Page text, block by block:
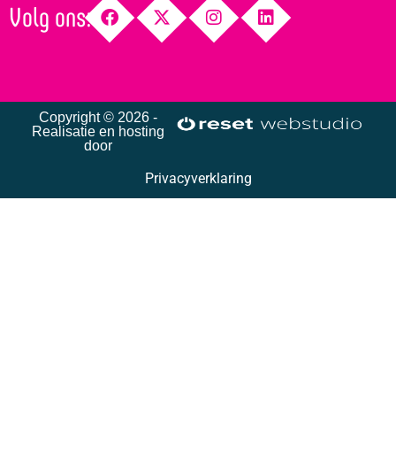
Volg ons:
Copyright © 2026 -
Realisatie en hosting
door
Privacyverklaring